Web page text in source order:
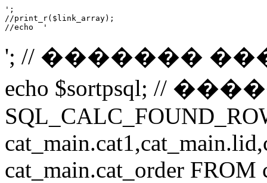
';
//print_r($link_array);
//echo  '
'; // �������
echo $sortpsql; //
cat_main.cat_order